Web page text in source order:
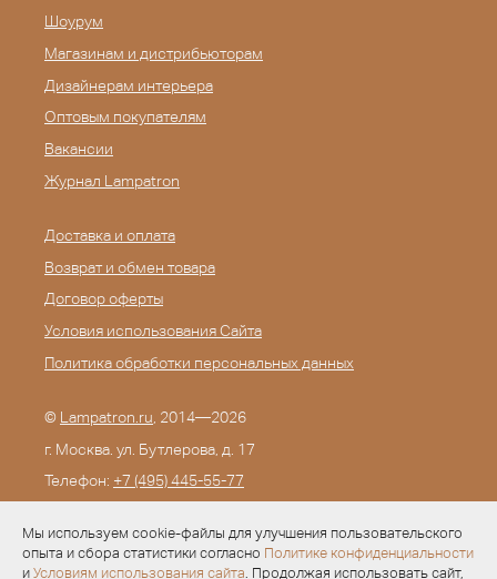
Мы используем cookie-файлы для улучшения пользовательского
опыта и сбора статистики согласно Политике конфиденциальности
и Условиям использования сайта. Продолжая использовать сайт,
Шоурум
Магазинам и дистрибьюторам
Дизайнерам интерьера
Оптовым покупателям
Вакансии
Журнал Lampatron
Доставка и оплата
Возврат и обмен товара
Договор оферты
Условия использования Сайта
Политика обработки персональных данных
© Lampatron.ru , 2014—2026
г. Москва. ул. Бутлерова, д. 17
Телефон: +7 (495) 445-55-77